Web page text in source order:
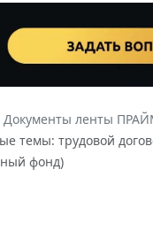
Документы ленты
темы: трудовой
фонд)